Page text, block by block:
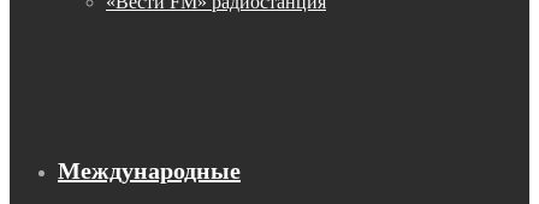
Международные